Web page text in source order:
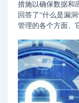
措施以确保数据和
回答了“什么是漏
管理的各个方面、